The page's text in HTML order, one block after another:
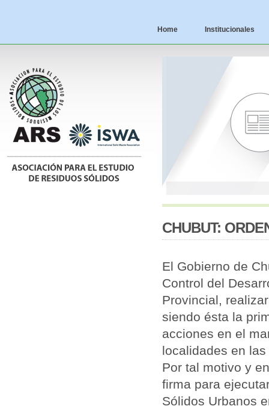
Home Institucionales
CHUBUT:
El Gobierno de
Control del
Provincial,
siendo ésta la
acciones en el
localidades en
Por tal motivo y
firma para
Sólidos Urbanos